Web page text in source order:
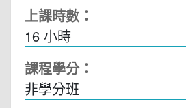
上課時數：
16 小時
課程學分：
非學分班